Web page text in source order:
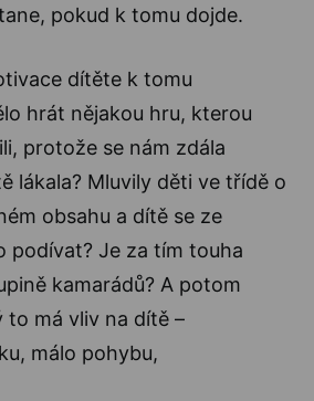
pokud k tomu dojde.
dítěte k tomu
hrát nějakou hru, kterou
protože se nám zdála
lákala? Mluvily děti ve třídě o
obsahu a dítě se ze
podívat? Je za tím touha
kamarádů? A potom
to má vliv na dítě –
málo pohybu,